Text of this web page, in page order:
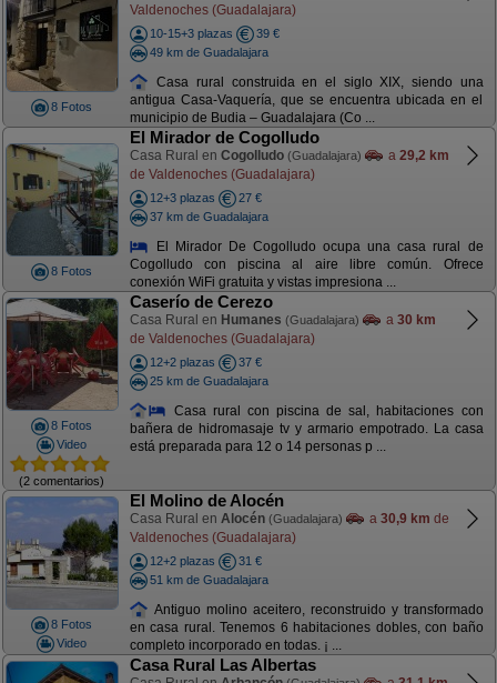
8 Fotos
Valdenoches (Guadalajara)
10-15+3 plazas
39 €
49 km de Guadalajara
Casa rural construida en el siglo XIX, siendo una
antigua Casa-Vaquería, que se encuentra ubicada en el
municipio de Budia – Guadalajara (Co ...
8 Fotos
El Mirador de Cogolludo
Casa Rural en Cogolludo (Guadalajara) a 29,2 km
de Valdenoches (Guadalajara)
12+3 plazas
27 €
37 km de Guadalajara
El Mirador De Cogolludo ocupa una casa rural de
Cogolludo con piscina al aire libre común. Ofrece
conexión WiFi gratuita y vistas impresiona ...
8 Fotos
Video
(2 comentarios)
Caserío de Cerezo
Casa Rural en Humanes (Guadalajara) a 30 km
de Valdenoches (Guadalajara)
12+2 plazas
37 €
25 km de Guadalajara
Casa rural con piscina de sal, habitaciones con
bañera de hidromasaje tv y armario empotrado. La casa
está preparada para 12 o 14 personas p ...
8 Fotos
Video
El Molino de Alocén
Casa Rural en Alocén (Guadalajara) a 30,9 km de
Valdenoches (Guadalajara)
12+2 plazas
31 €
51 km de Guadalajara
Antiguo molino aceitero, reconstruido y transformado
en casa rural. Tenemos 6 habitaciones dobles, con baño
completo incorporado en todas. ¡ ...
Casa Rural Las Albertas